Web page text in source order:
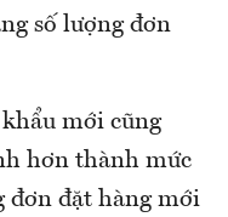
số lượng đơn
mới cũng
hơn thành mức
đơn đặt hàng mới